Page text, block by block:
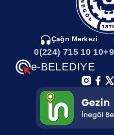
Soğukdere Mahallesi
Sarıpınar Mahallesi
Saadet Mahallesi
Rüştiye Mahallesi
İnegölde Gezilecek Yerler
İnegöl Haritası
İlçemizi Tanıyalım
Afet Toplanma Alanları
Çağrı Merkezi
0(224) 715 10 10
e-BELEDIYE